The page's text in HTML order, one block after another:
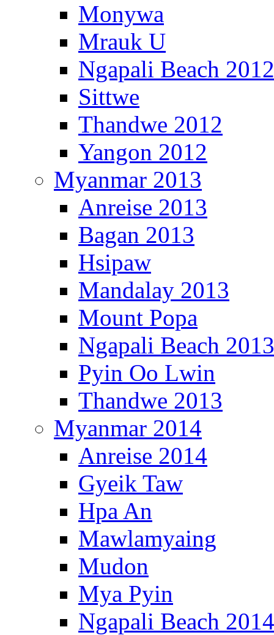
Monywa
Mrauk U
Ngapali Beach 2012
Sittwe
Thandwe 2012
Yangon 2012
Myanmar 2013
Anreise 2013
Bagan 2013
Hsipaw
Mandalay 2013
Mount Popa
Ngapali Beach 2013
Pyin Oo Lwin
Thandwe 2013
Myanmar 2014
Anreise 2014
Gyeik Taw
Hpa An
Mawlamyaing
Mudon
Mya Pyin
Ngapali Beach 2014